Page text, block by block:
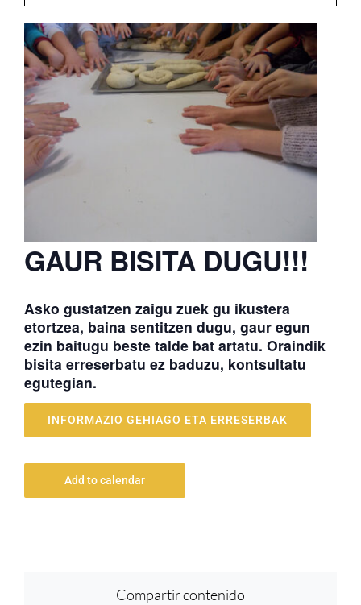
ATERPEAK
BIZI-BASO
ERLE-KIDE
BERRIAK
GAUR BISITA DUGU!!!
Asko gustatzen zaigu zuek gu ikustera
etortzea, baina sentitzen dugu, gaur egun
ezin baitugu beste talde bat artatu. Oraindik
bisita erreserbatu ez baduzu, kontsultatu
egutegian.
INFORMAZIO GEHIAGO ETA ERRESERBAK
Add to calendar
Compartir contenido